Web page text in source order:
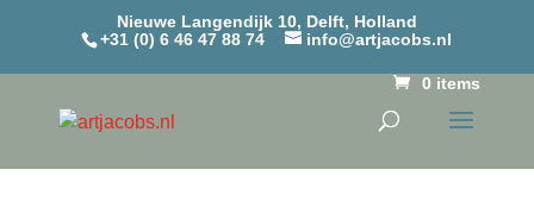
Nieuwe Langendijk 10, Delft, Holland
+31 (0) 6 46 47 88 74
info@artjacobs.nl
0 items